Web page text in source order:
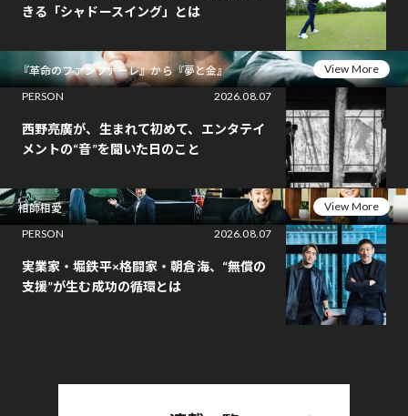
きる「シャドースイング」とは
『革命のファンファーレ』から『夢と金』
View More
PERSON
2026.08.07
西野亮廣が、生まれて初めて、エンタテイ
メントの“音”を聞いた日のこと
相師相愛
View More
PERSON
2026.08.07
実業家・堀鉄平×格闘家・朝倉海、“無償の
支援”が生む成功の循環とは